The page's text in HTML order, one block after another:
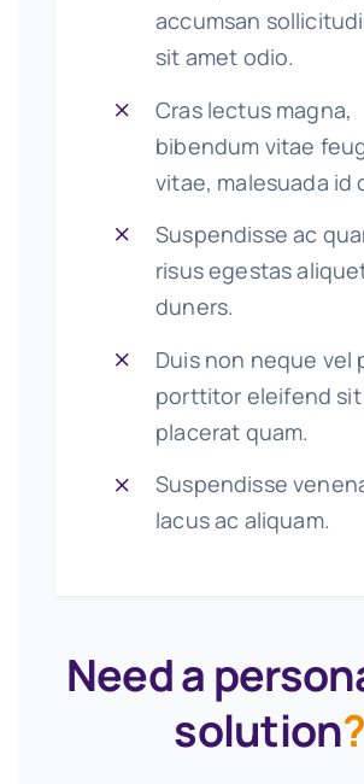
accumsan
sit amet odio.
Cras lectus magna,
bibendum vitae
vitae, malesuada id
Suspendisse ac
risus egestas
duners.
Duis non neque vel
porttitor eleifend
placerat quam.
Suspendisse
lacus ac aliquam.
Need a
solution?